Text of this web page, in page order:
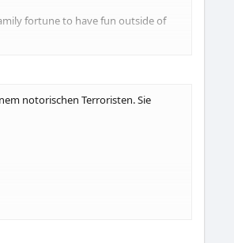
fortune to have fun outside of
Soviet forces in Afghanistan.
notorischen Terroristen. Sie